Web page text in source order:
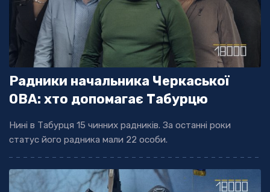
Радники начальника Черкаської
ОВА: хто допомагає Табурцю
Нині в Табурця 15 чинних радників. За останні роки
статус його радника мали 22 особи.